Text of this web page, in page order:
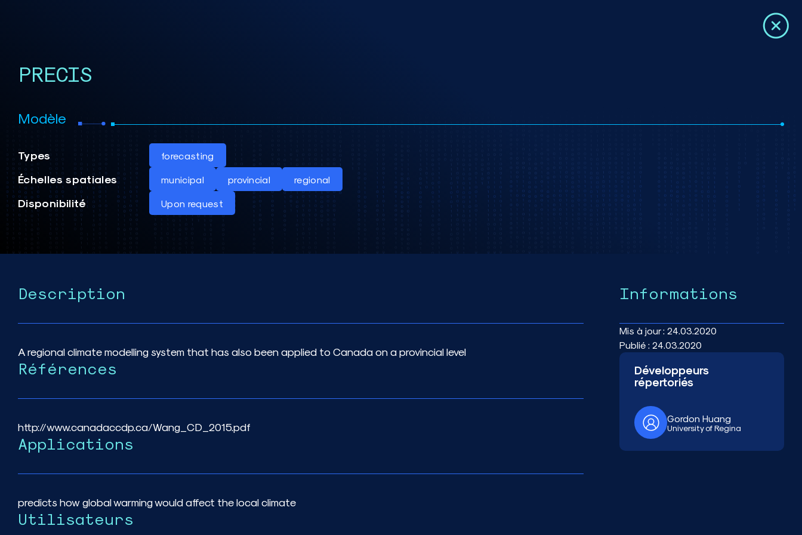
PRECIS
Modèle
Types forecasting
Échelles spatiales municipal provincial regional
Disponibilité Upon request
Description
A regional climate modelling system that has also been applied to Canada on a provincial level
Références
http://www.canadaccdp.ca/Wang_CD_2015.pdf
Applications
predicts how global warming would affect the local climate
Utilisateurs
Informations
Mis à jour : 24.03.2020
Publié : 24.03.2020
Développeurs
répertoriés
Gordon Huang
University of Regina